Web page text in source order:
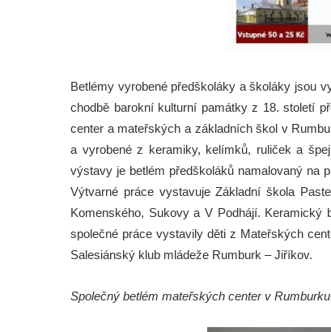
Betlémy vyrobené předškoláky a školáky jsou
chodbě barokní kulturní památky z 18. století
center a mateřských a základních škol v
a vyrobené z keramiky, kelímků, ruliček a
výstavy je betlém předškoláků namalovaný na
Výtvarné práce vystavuje Základní škola
Komenského, Sukovy a V Podhájí.
společné práce vystavily děti z Mateřských
Salesiánský klub mládeže Rumburk – Jiříkov.
Společný betlém mateřských center v